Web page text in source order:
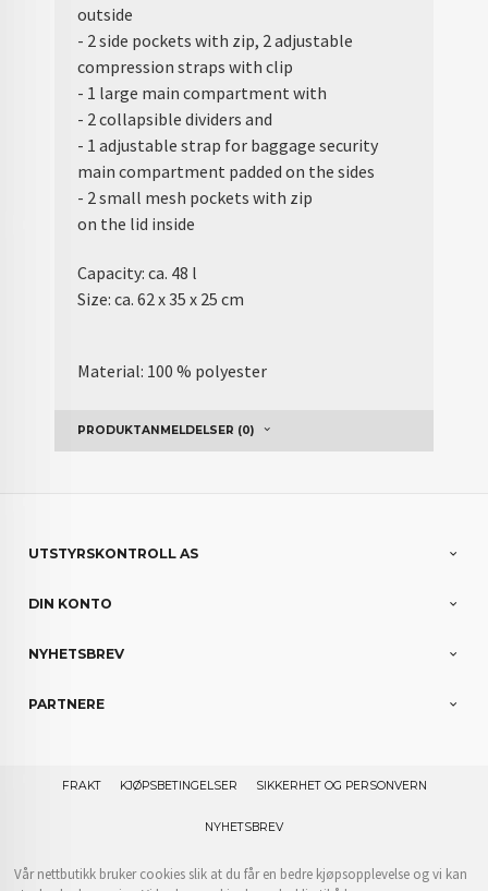
outside
- 2 side pockets with zip, 2 adjustable
compression straps with clip
- 1 large main compartment with
- 2 collapsible dividers and
- 1 adjustable strap for baggage security
main compartment padded on the sides
- 2 small mesh pockets with zip
on the lid inside
Capacity: ca. 48 l
Size: ca. 62 x 35 x 25 cm
Material: 100 % polyester
PRODUKTANMELDELSER (0)
UTSTYRSKONTROLL AS
DIN KONTO
NYHETSBREV
PARTNERE
FRAKT KJØPSBETINGELSER SIKKERHET OG PERSONVERN
NYHETSBREV
Vår nettbutikk bruker cookies slik at du får en bedre kjøpsopplevelse og vi kan